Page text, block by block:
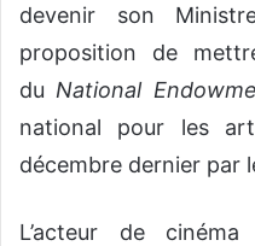
devenir son
proposition de
du National
national pour les
décembre dernier par
L’acteur de